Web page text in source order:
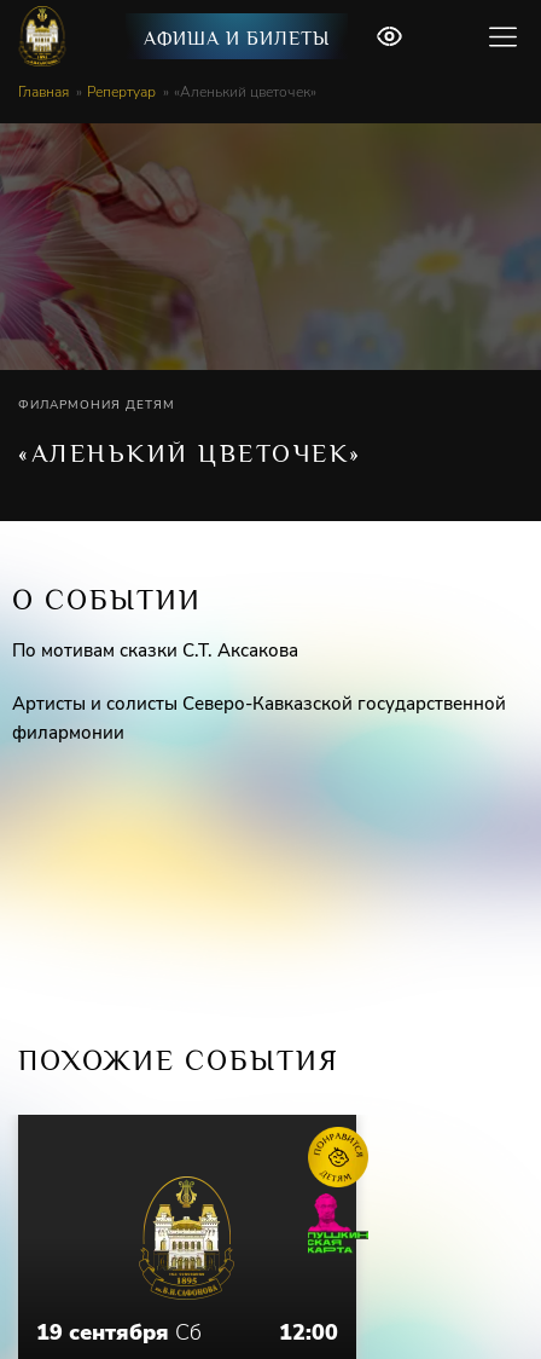
АФИША И БИЛЕТЫ
Главная Репертуар «Аленький цветочек»
ФИЛАРМОНИЯ ДЕТЯМ
«АЛЕНЬКИЙ ЦВЕТОЧЕК»
О СОБЫТИИ
По мотивам сказки С.Т. Аксакова
Артисты и солисты Северо-Кавказской государственной
филармонии
ПОХОЖИЕ СОБЫТИЯ
19 сентября Сб 12:00